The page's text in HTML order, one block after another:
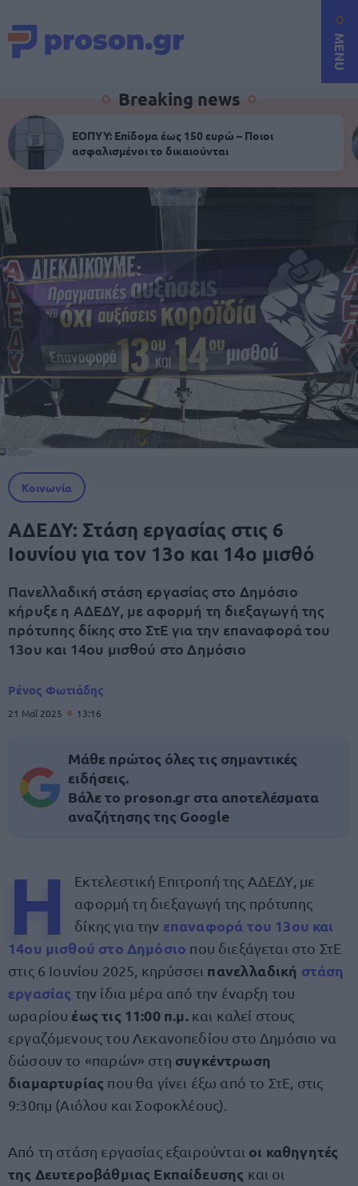
MENU
Breaking news
ΕΟΠΥΥ: Επίδομα έως 150 ευρώ – Ποιοι
ασφαλισμένοι το δικαιούνται
Κοινωνία
ΑΔΕΔΥ: Στάση εργασίας στις 6
Ιουνίου για τον 13ο και 14ο μισθό
Πανελλαδική στάση εργασίας στο Δημόσιο
κήρυξε η ΑΔΕΔΥ, με αφορμή τη διεξαγωγή της
πρότυπης δίκης στο ΣτΕ για την επαναφορά του
13ου και 14ου μισθού στο Δημόσιο
Ρένος Φωτιάδης
21 Μαΐ 2025 13:16
Μάθε πρώτος όλες τις σημαντικές
ειδήσεις.
Βάλε το proson.gr στα αποτελέσματα
αναζήτησης της Google
Η
Εκτελεστική Επιτροπή της ΑΔΕΔΥ, με
αφορμή τη διεξαγωγή της πρότυπης
δίκης για την επαναφορά του 13ου και
14ου μισθού στο Δημόσιο που διεξάγεται στο ΣτΕ
στις 6 Ιουνίου 2025, κηρύσσει πανελλαδική στάση
εργασίας την ίδια μέρα από την έναρξη του
ωραρίου έως τις 11:00 π.μ. και καλεί στους
εργαζόμενους του Λεκανοπεδίου στο Δημόσιο να
δώσουν το «παρών» στη συγκέντρωση
διαμαρτυρίας που θα γίνει έξω από το ΣτΕ, στις
9:30πμ (Αιόλου και Σοφοκλέους).
Από τη στάση εργασίας εξαιρούνται οι καθηγητές
της Δευτεροβάθμιας Εκπαίδευσης και οι